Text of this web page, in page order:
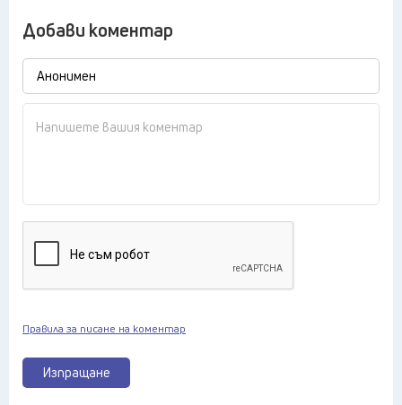
Добави коментар
Изпращане
Правила за писане на коментар